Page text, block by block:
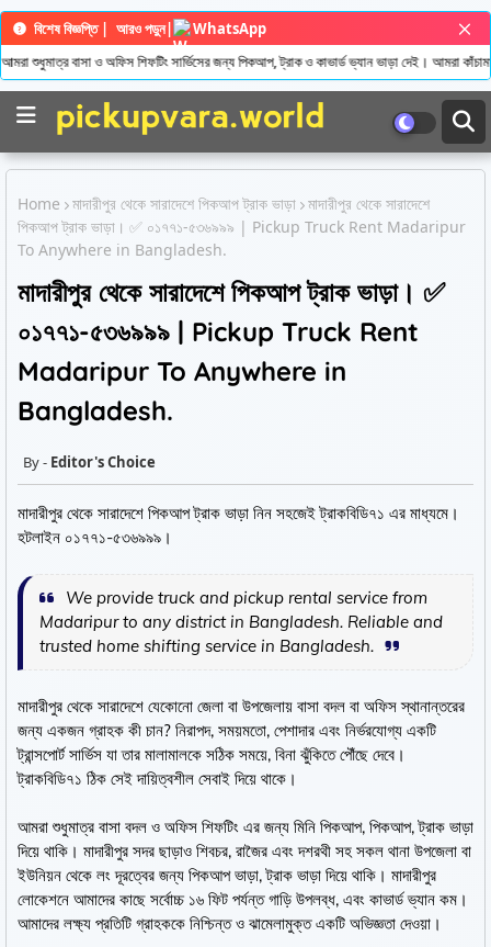
বিশেষ বিজ্ঞপ্তি | আরও পড়ুন|
WhatsApp
বাসা ও অফিস শিফটিং সার্ভিসের জন্য পিকআপ, ট্রাক ও কাভার্ড ভ্যান ভাড়া দেই। আমরা কাঁচামাল/
Home মাদারীপুর থেকে সারাদেশে পিকআপ ট্রাক ভাড়া মাদারীপুর থেকে সারাদেশে
পিকআপ ট্রাক ভাড়া। ✅ ০১৭৭১-৫৩৬৯৯৯ | Pickup Truck Rent Madaripur
To Anywhere in Bangladesh.
মাদারীপুর থেকে সারাদেশে পিকআপ ট্রাক ভাড়া। ✅
০১৭৭১-৫৩৬৯৯৯ | Pickup Truck Rent
Madaripur To Anywhere in
Bangladesh.
Editor's Choice
মাদারীপুর থেকে সারাদেশে পিকআপ ট্রাক ভাড়া নিন সহজেই ট্রাকবিডি৭১ এর মাধ্যমে।
হটলাইন ০১৭৭১-৫৩৬৯৯৯।
We provide truck and pickup rental service from
Madaripur to any district in Bangladesh. Reliable and
trusted home shifting service in Bangladesh.
মাদারীপুর থেকে সারাদেশে যেকোনো জেলা বা উপজেলায় বাসা বদল বা অফিস স্থানান্তরের
জন্য একজন গ্রাহক কী চান? নিরাপদ, সময়মতো, পেশাদার এবং নির্ভরযোগ্য একটি
ট্রান্সপোর্ট সার্ভিস যা তার মালামালকে সঠিক সময়ে, বিনা ঝুঁকিতে পৌঁছে দেবে।
ট্রাকবিডি৭১ ঠিক সেই দায়িত্বশীল সেবাই দিয়ে থাকে।
আমরা শুধুমাত্র বাসা বদল ও অফিস শিফটিং এর জন্য মিনি পিকআপ, পিকআপ, ট্রাক ভাড়া
দিয়ে থাকি। মাদারীপুর সদর ছাড়াও শিবচর, রাজৈর এবং দশরথী সহ সকল থানা উপজেলা বা
ইউনিয়ন থেকে লং দূরত্বের জন্য পিকআপ ভাড়া, ট্রাক ভাড়া দিয়ে থাকি। মাদারীপুর
লোকেশনে আমাদের কাছে সর্বোচ্চ ১৬ ফিট পর্যন্ত গাড়ি উপলব্ধ, এবং কাভার্ড ভ্যান কম।
আমাদের লক্ষ্য প্রতিটি গ্রাহককে নিশ্চিন্ত ও ঝামেলামুক্ত একটি অভিজ্ঞতা দেওয়া।